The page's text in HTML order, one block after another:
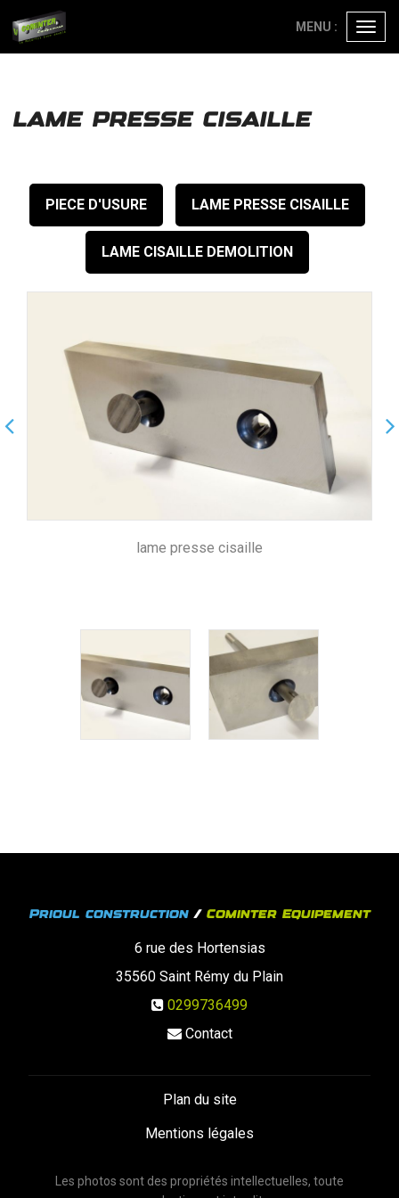
MENU :
LAME PRESSE CISAILLE
PIECE D'USURE LAME PRESSE CISAILLE
LAME CISAILLE DEMOLITION
lame presse cisaille
Prioul construction/ Cominter Equipement
6 rue des Hortensias
35560 Saint Rémy du Plain
0299736499
Contact
Plan du site
Mentions légales
Les photos sont des propriétés intellectuelles, toute
Panneau de gestion des cookies